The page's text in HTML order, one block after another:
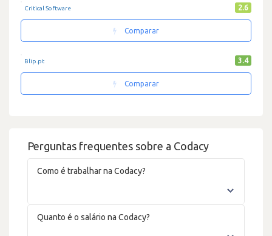
Perguntas frequentes sobre a Codacy
Como é trabalhar na Codacy?
Quanto é o salário na Codacy?
Critical Software 2.6
Comparar
Blip.pt 3.4
Comparar